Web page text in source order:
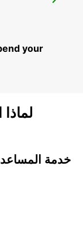
your
خدمة المساعدة